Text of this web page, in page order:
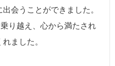
会うことができました。
り越え、心から満たされ
ました。